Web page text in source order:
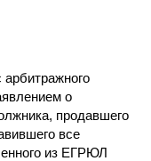
о
продавшего
все
из ЕГРЮЛ